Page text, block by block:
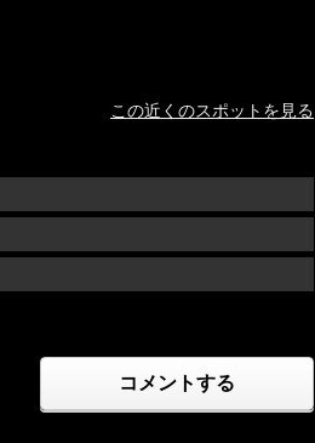
この近くのスポットを見る
コメントする